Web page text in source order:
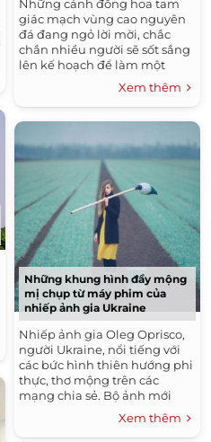
Những cánh đồng hoa tam
giác mạch vùng cao nguyên
đá đang ngỏ lời mời, chắc
chắn nhiều người sẽ sốt sắng
lên kế hoạch để làm một
chuyến đi Hà Giang.Xem thêm
Những khung hình đầy mộng
mị chụp từ máy phim của
nhiếp ảnh gia Ukraine
Nhiếp ảnh gia Oleg Oprisco,
người Ukraine, nổi tiếng với
các bức hình thiên hướng phi
thực, thơ mộng trên các
mạng chia sẻ. Bộ ảnh mới
Xem thêm